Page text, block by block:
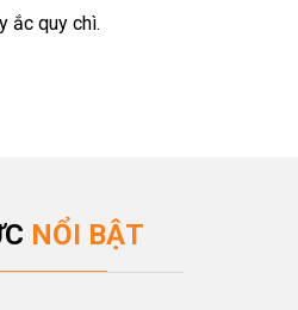
ắc quy chì.
NỔI BẬT